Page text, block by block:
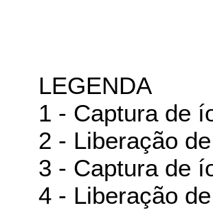
LEGENDA
1 - Captura de
2 - Liberação
3 - Captura de
4 - Liberação